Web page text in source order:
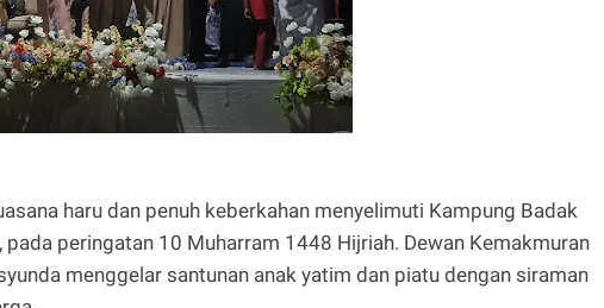
haru dan penuh keberkahan menyelimuti Kampung Badak
pada peringatan 10 Muharram 1448 Hijriah. Dewan Kemakmuran
menggelar santunan anak yatim dan piatu dengan siraman